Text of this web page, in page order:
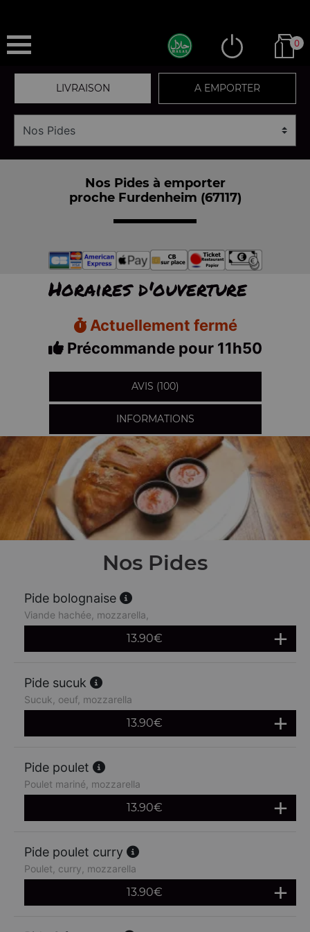
0
LIVRAISON A EMPORTER
Nos Pides à emporter
proche Furdenheim (67117)
Horaires d'ouverture
Actuellement fermé
Précommande pour 11h50
AVIS (100)
INFORMATIONS
Nos Pides
Pide bolognaise
Viande hachée, mozzarella,
13.90€
Pide sucuk
Sucuk, oeuf, mozzarella
13.90€
Pide poulet
Poulet mariné, mozzarella
13.90€
Pide poulet curry
Poulet, curry, mozzarella
13.90€